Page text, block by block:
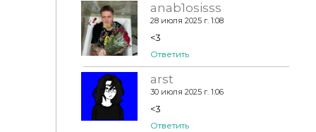
anab1osisss
28 июля 2025 г. 1:08
<3
Ответить
arst
30 июля 2025 г. 1:06
<3
Ответить